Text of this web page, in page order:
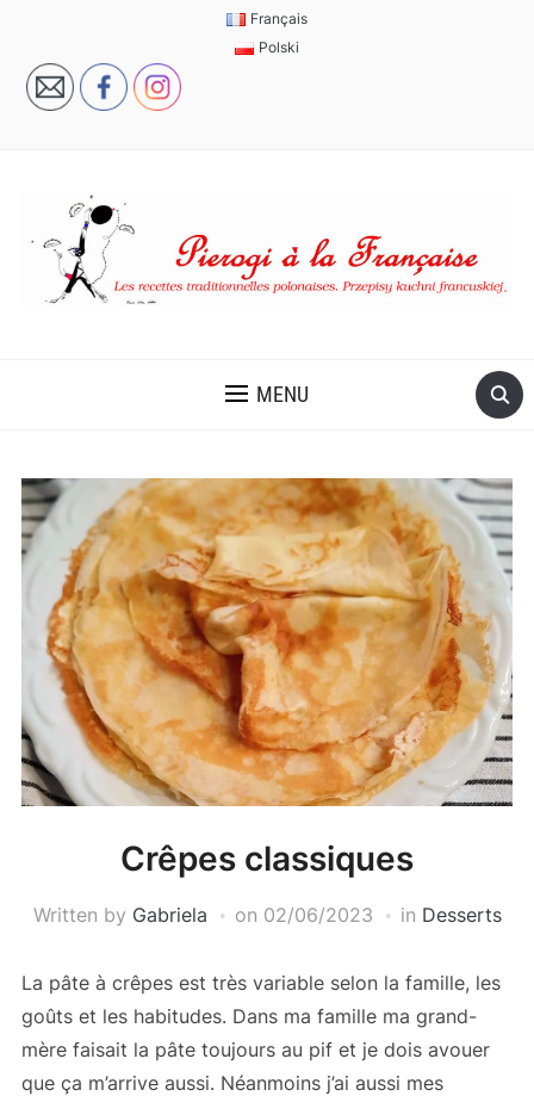
Français
Polski
MENU
Crêpes classiques
Written by Gabriela on 02/06/2023 in Desserts
La pâte à crêpes est très variable selon la famille, les
goûts et les habitudes. Dans ma famille ma grand-
mère faisait la pâte toujours au pif et je dois avouer
que ça m’arrive aussi. Néanmoins j’ai aussi mes